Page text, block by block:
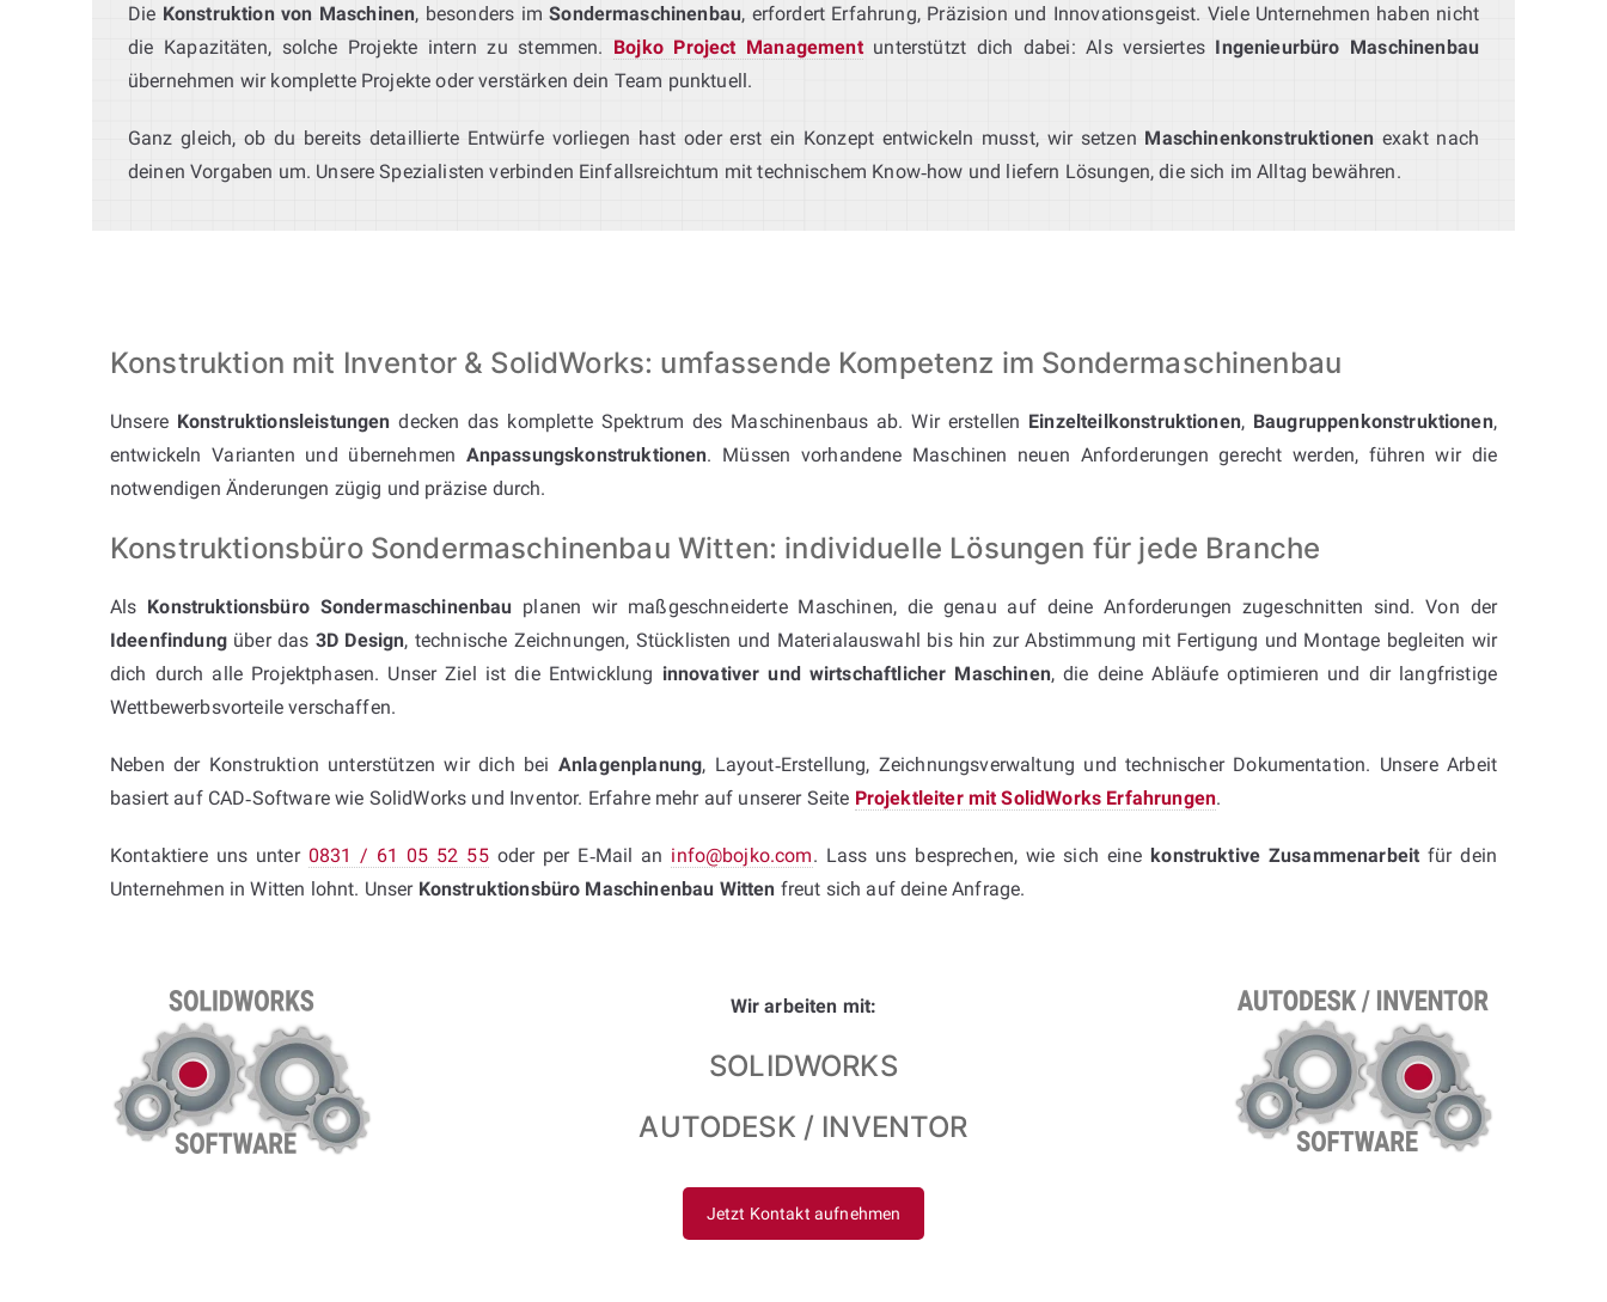
Die Konstruktion von Maschinen, besonders imSondermaschinenbau, erfordert Erfahrung, Präzision und Innovationsgeist. Viele Unternehmen haben nicht
die Kapazitäten, solche Projekte intern zu stemmen. Bojko Project Managementunterstützt dich dabei: Als versiertes Ingenieurbüro Maschinenbau
übernehmen wir komplette Projekte oder verstärken dein Team punktuell.
Ganz gleich, ob du bereits detaillierte Entwürfe vorliegen hast oder erst ein Konzept entwickeln musst, wir setzen Maschinenkonstruktionen exakt nach
deinen Vorgaben um. Unsere Spezialisten verbinden Einfallsreichtum mit technischem Know‑how und liefern Lösungen, die sich im Alltag bewähren.
Konstruktion mit Inventor & SolidWorks: umfassende Kompetenz im Sondermaschinenbau
Unsere Konstruktionsleistungen decken das komplette Spektrum des Maschinenbaus ab. Wir erstellen Einzelteilkonstruktionen, Baugruppenkonstruktionen,
entwickeln Varianten und übernehmen Anpassungskonstruktionen. Müssen vorhandene Maschinen neuen Anforderungen gerecht werden, führen wir die
notwendigen Änderungen zügig und präzise durch.
Konstruktionsbüro Sondermaschinenbau Witten: individuelle Lösungen für jede Branche
Als Konstruktionsbüro Sondermaschinenbau planen wir maßgeschneiderte Maschinen, die genau auf deine Anforderungen zugeschnitten sind. Von der
Ideenfindungüber das 3D Design, technische Zeichnungen, Stücklisten und Materialauswahl bis hin zur Abstimmung mit Fertigung und Montage begleiten wir
dich durch alle Projektphasen. Unser Ziel ist die Entwicklung innovativer und wirtschaftlicher Maschinen, die deine Abläufe optimieren und dir langfristige
Wettbewerbsvorteile verschaffen.
Neben der Konstruktion unterstützen wir dich bei Anlagenplanung, Layout‑Erstellung, Zeichnungsverwaltung und technischer Dokumentation. Unsere Arbeit
basiert auf CAD‑Software wie SolidWorks und Inventor. Erfahre mehr auf unserer Seite Projektleiter mit SolidWorks Erfahrungen.
Kontaktiere uns unter 0831 / 61 05 52 55oder per E‑Mail an info@bojko.com. Lass uns besprechen, wie sich einekonstruktive Zusammenarbeit für dein
Unternehmen in Witten lohnt. Unser Konstruktionsbüro Maschinenbau Witten freut sich auf deine Anfrage.
Wir arbeiten mit:
SOLIDWORKS
AUTODESK / INVENTOR
Jetzt Kontakt aufnehmen